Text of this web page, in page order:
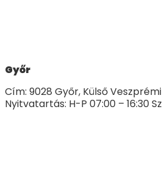
Győr
Cím: 9028 Győr, Külső Veszprémi
Nyitvatartás: H-P 07:00 – 16:30